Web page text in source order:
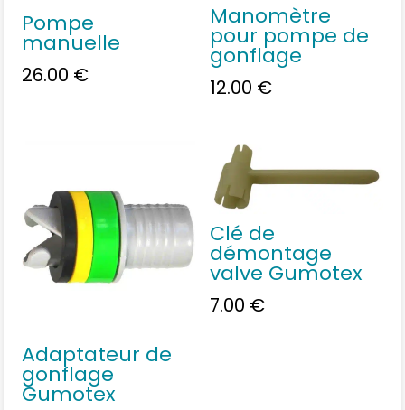
Pompe
manuelle
26.00 €
Manomètre
pour pompe de
gonflage
12.00 €
Adaptateur de
gonflage
Gumotex
Clé de
démontage
valve Gumotex
7.00 €